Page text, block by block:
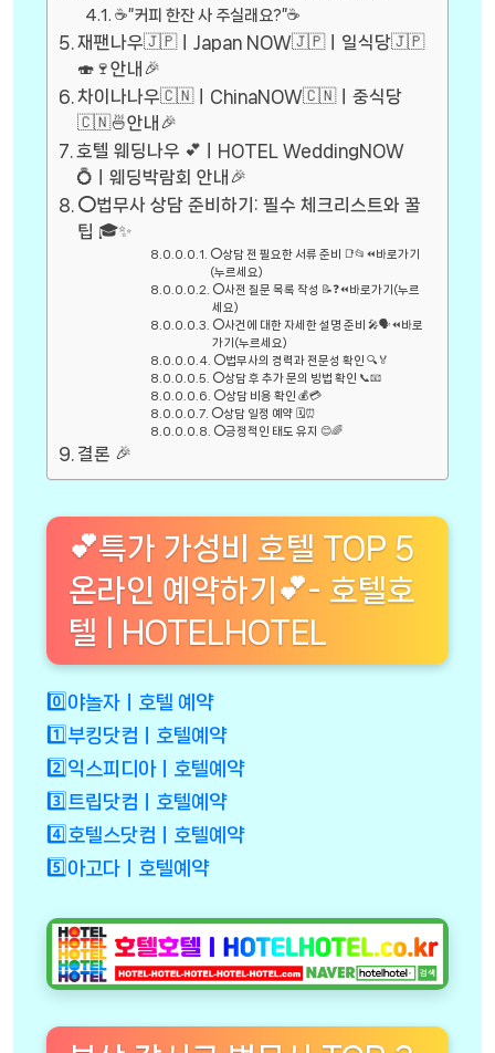
☕”커피 한잔 사 주실래요?”☕
재팬나우🇯🇵ㅣJapan NOW🇯🇵ㅣ일식당🇯🇵
🍣🍷안내🎉
차이나나우🇨🇳ㅣChinaNOW🇨🇳ㅣ중식당
🇨🇳🍜안내🎉
호텔 웨딩나우 💕ㅣHOTEL WeddingNOW
💍ㅣ웨딩박람회 안내🎉
⭕법무사 상담 준비하기: 필수 체크리스트와 꿀
팁 🎓✨
⭕상담 전 필요한 서류 준비 📑📂⏪바로가기
(누르세요)
⭕사전 질문 목록 작성 📝❓⏪바로가기(누르
세요)
⭕사건에 대한 자세한 설명 준비 🎤🗣️⏪바로
가기(누르세요)
⭕법무사의 경력과 전문성 확인 🔍🏅
⭕상담 후 추가 문의 방법 확인 📞📧
⭕상담 비용 확인 💰💳
⭕상담 일정 예약 🗓️⏰
⭕긍정적인 태도 유지 😊🌈
결론 🎉
💕특가 가성비 호텔 TOP 5
온라인 예약하기💕- 호텔호
텔 | HOTELHOTEL
0️⃣야놀자ㅣ호텔 예약
1️⃣부킹닷컴ㅣ호텔예약
2️⃣익스피디아ㅣ호텔예약
3️⃣트립닷컴ㅣ호텔예약
4️⃣호텔스닷컴ㅣ호텔예약
5️⃣아고다ㅣ호텔예약